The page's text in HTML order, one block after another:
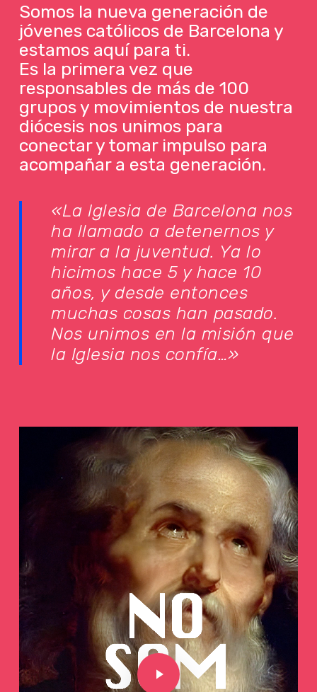
Somos la nueva generación de
jóvenes católicos de Barcelona y
estamos aquí para ti.
Es la primera vez que
responsables de más de 100
grupos y movimientos de nuestra
diócesis nos unimos para
conectar y tomar impulso para
acompañar a esta generación.
«La Iglesia de Barcelona nos
ha llamado a detenernos y
mirar a la juventud. Ya lo
hicimos hace 5 y hace 10
años, y desde entonces
muchas cosas han pasado.
Nos unimos en la misión que
la Iglesia nos confía…»
Play Video